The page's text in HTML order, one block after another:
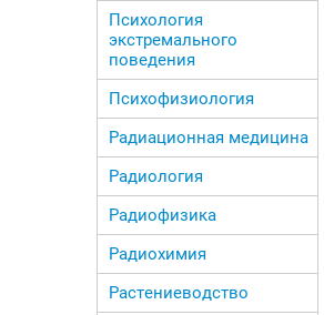
Психология
экстремального
поведения
Психофизиология
Радиационная медицина
Радиология
Радиофизика
Радиохимия
Растениеводство